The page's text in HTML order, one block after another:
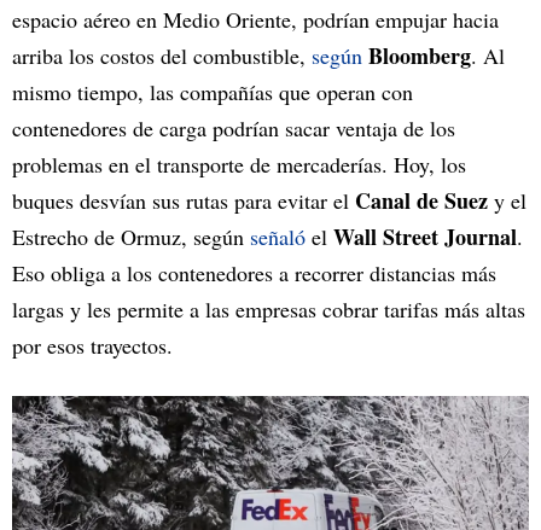
espacio aéreo en Medio Oriente, podrían empujar hacia
arriba los costos del combustible, según Bloomberg. Al
mismo tiempo, las compañías que operan con
contenedores de carga podrían sacar ventaja de los
problemas en el transporte de mercaderías. Hoy, los
buques desvían sus rutas para evitar el Canal de Suez y el
Estrecho de Ormuz, según señaló el Wall Street Journal.
Eso obliga a los contenedores a recorrer distancias más
largas y les permite a las empresas cobrar tarifas más altas
por esos trayectos.